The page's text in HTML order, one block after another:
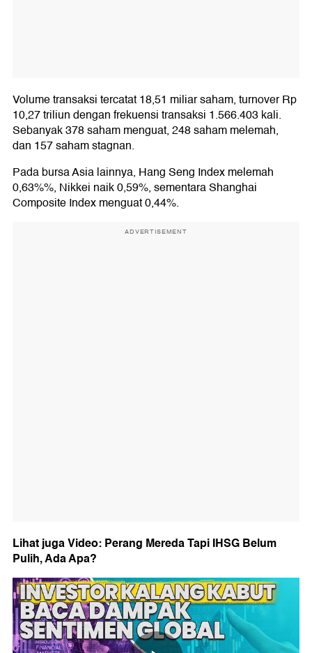
Volume transaksi tercatat 18,51 miliar saham, turnover Rp
10,27 triliun dengan frekuensi transaksi 1.566.403 kali.
Sebanyak 378 saham menguat, 248 saham melemah,
dan 157 saham stagnan.
Pada bursa Asia lainnya, Hang Seng Index melemah
0,63%%, Nikkei naik 0,59%, sementara Shanghai
Composite Index menguat 0,44%.
ADVERTISEMENT
Lihat juga Video: Perang Mereda Tapi IHSG Belum
Pulih, Ada Apa?